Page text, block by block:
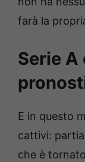
farà la
Serie A
E in questo
cattivi:
che è